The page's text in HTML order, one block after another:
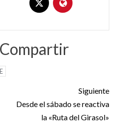
WhatsApp
Compartir
Siguiente
Desde el sábado se reactiva
la «Ruta del Girasol»